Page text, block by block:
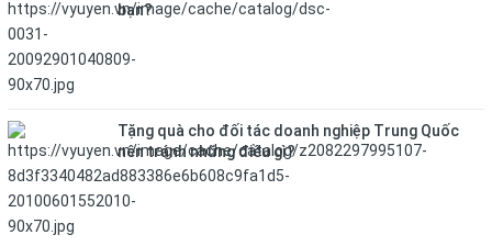
bạn?
Tặng quà cho đối tác doanh nghiệp Trung Quốc
nên tránh những điều gì?